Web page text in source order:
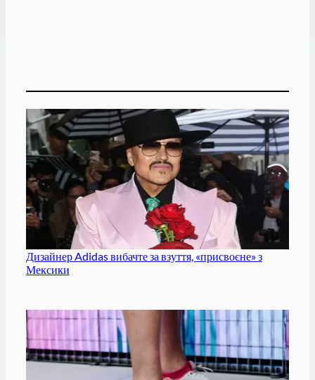
Дизайнер Adidas вибачте за взуття, «присвоєне» з
Мексики